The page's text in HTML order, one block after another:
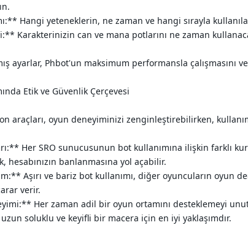
Hangi yeteneklerin, ne zaman ve hangi sırayla
Karakterinizin can ve mana potlarını ne zaman
ayarlar, Phbot'un maksimum performansla
Etik ve Güvenlik Çerçevesi
araçları, oyun deneyiminizi zenginleştirebilirken,
Her SRO sunucusunun bot kullanımına ilişkin farklı
hesabınızın banlanmasına yol açabilir.
Aşırı ve bariz bot kullanımı, diğer oyuncuların oyun
verir.
Her zaman adil bir oyun ortamını desteklemeyi
soluklu ve keyifli bir macera için en iyi yaklaşımdır.